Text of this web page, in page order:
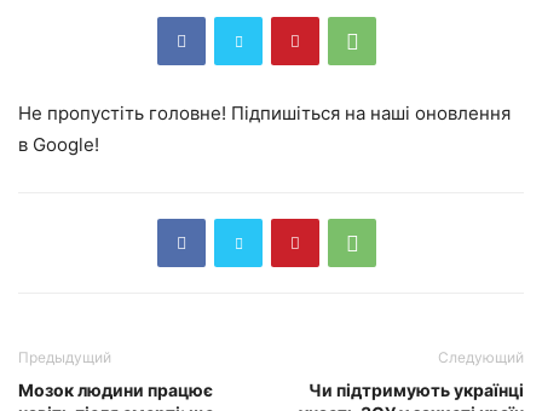
Не пропустіть головне! Підпишіться на наші оновлення
в Google!
Предыдущий
Мозок людини працює
Следующий
Чи підтримують українці